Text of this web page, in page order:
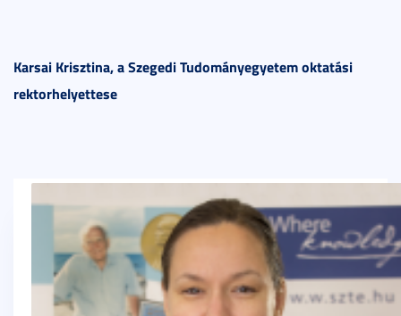
Karsai Krisztina, a Szegedi Tudományegyetem oktatási
rektorhelyettese